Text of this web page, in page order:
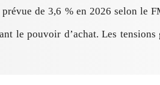
de 3,6 % en 2026 selon le
le pouvoir d’achat. Les